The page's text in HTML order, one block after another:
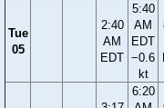
Tue
05
2:40
AM
EDT
5:40
AM
EDT
−0.6
kt
6:20